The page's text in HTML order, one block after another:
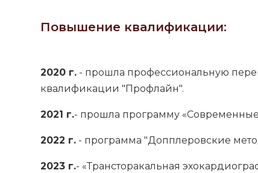
Повышение квалификации:
2020 г. - прошла профессиональную
квалификации "Профлайн".
2021 г.- прошла программу
2022 г. - программа "Допплеровские
2023 г.- «Трансторакальная